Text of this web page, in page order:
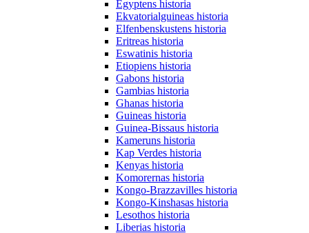
Egyptens historia
Ekvatorialguineas historia
Elfenbenskustens historia
Eritreas historia
Eswatinis historia
Etiopiens historia
Gabons historia
Gambias historia
Ghanas historia
Guineas historia
Guinea-Bissaus historia
Kameruns historia
Kap Verdes historia
Kenyas historia
Komorernas historia
Kongo-Brazzavilles historia
Kongo-Kinshasas historia
Lesothos historia
Liberias historia